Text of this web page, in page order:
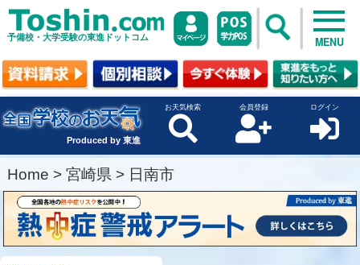
予備校・大学受験の東進ドットコム MENU
Produced by 東進
お天気検索 会員登録 ログイン
Home > 宮崎県 > 日南市